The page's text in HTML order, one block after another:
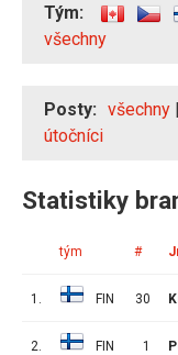
Tým:
všechny
Posty: všechny |
útočníci
Statistiky
tým #
1. FIN 30
2. FIN 1